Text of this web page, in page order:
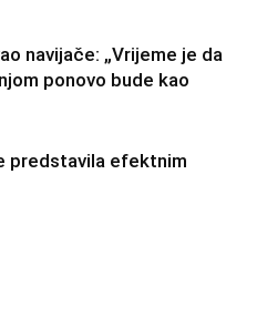
navijače: „Vrijeme je da
ponovo bude kao
predstavila efektnim